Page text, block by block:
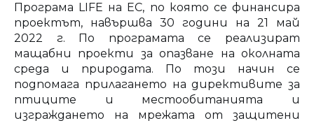
Програма LIFE на ЕС, по която се финансира
проектът, навършва 30 години на 21 май
2022 г. По програмата се реализират
мащабни проекти за опазване на околната
среда и природата. По този начин се
подпомага прилагането на директивите за
птиците и местообитанията и
изграждането на мрежата от защитени